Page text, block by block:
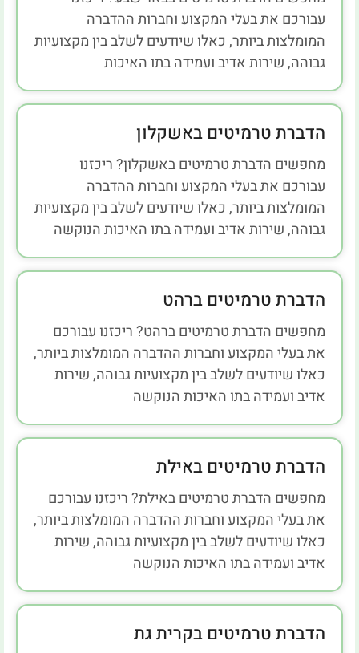
עבורכם את בעלי המקצוע וחברות ההדברה
המומלצות ביותר, כאלו שיודעים לשלב בין מקצועיות
גבוהה, שירות אדיב ועמידה בתו האיכות
הדברת טרמיטים באשקלון
מחפשים הדברת טרמיטים באשקלון? ריכזנו
עבורכם את בעלי המקצוע וחברות ההדברה
המומלצות ביותר, כאלו שיודעים לשלב בין מקצועיות
גבוהה, שירות אדיב ועמידה בתו האיכות הנוקשה
הדברת טרמיטים ברהט
מחפשים הדברת טרמיטים ברהט? ריכזנו עבורכם
את בעלי המקצוע וחברות ההדברה המומלצות ביותר,
כאלו שיודעים לשלב בין מקצועיות גבוהה, שירות
אדיב ועמידה בתו האיכות הנוקשה
הדברת טרמיטים באילת
מחפשים הדברת טרמיטים באילת? ריכזנו עבורכם
את בעלי המקצוע וחברות ההדברה המומלצות ביותר,
כאלו שיודעים לשלב בין מקצועיות גבוהה, שירות
אדיב ועמידה בתו האיכות הנוקשה
הדברת טרמיטים בקרית גת